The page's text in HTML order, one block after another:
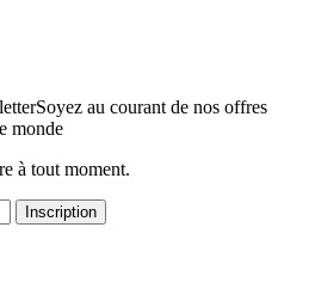
Soyez au courant de nos offres
monde
à tout moment.
Inscription